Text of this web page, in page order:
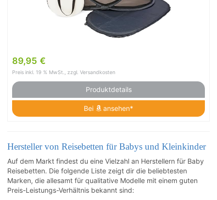
89,95 €
Preis inkl. 19 % MwSt., zzgl. Versandkosten
Produktdetails
Bei ansehen*
Hersteller von Reisebetten für Babys und Kleinkinder
Auf dem Markt findest du eine Vielzahl an Herstellern für Baby
Reisebetten. Die folgende Liste zeigt dir die beliebtesten
Marken, die allesamt für qualitative Modelle mit einem guten
Preis-Leistungs-Verhältnis bekannt sind: